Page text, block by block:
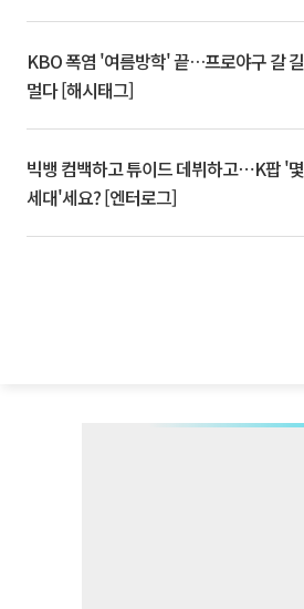
KBO 폭염 '여름방학' 끝…프로야구 갈 길
멀다 [해시태그]
빅뱅 컴백하고 튜이드 데뷔하고⋯K팝 '몇
세대'세요? [엔터로그]